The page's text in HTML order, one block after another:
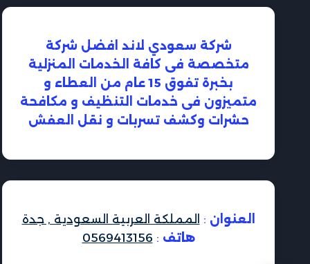
شركة سعودي لاند افضل شركة
متخصصة فى كافة الخدمات المنزلية
بخبرة تفوق 15 عام من العطاء و
متميزون فى خدمات التنظيف و مكافحة
حشرات وكشف تسربات و نقل العفش
العنوان : المملكة العربية السعودية , جدة
هاتف :
0569413156